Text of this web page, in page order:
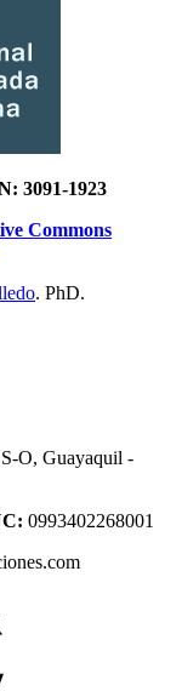
3091-1923
Commons
. PhD.
O, Guayaquil -
0993402268001